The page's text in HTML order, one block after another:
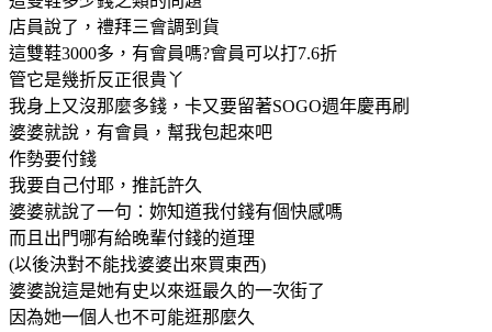
店員說了，禮拜三會調到貨
這雙鞋3000多，有會員嗎?會員可以打7.6折
管它是幾折反正很貴丫
我身上又沒那麼多錢，卡又要留著SOGO週年慶再刷
婆婆就說，有會員，幫我包起來吧
作勢要付錢
我要自己付耶，推託許久
婆婆就說了一句：妳知道我付錢有個快感嗎
而且出門哪有給晚輩付錢的道理
(以後決對不能找婆婆出來買東西)
婆婆說這是她有史以來逛最久的一次街了
因為她一個人也不可能逛那麼久